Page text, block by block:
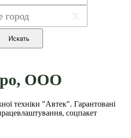
X
ООО
техніки "Автек". Гарантовані
соцпакет